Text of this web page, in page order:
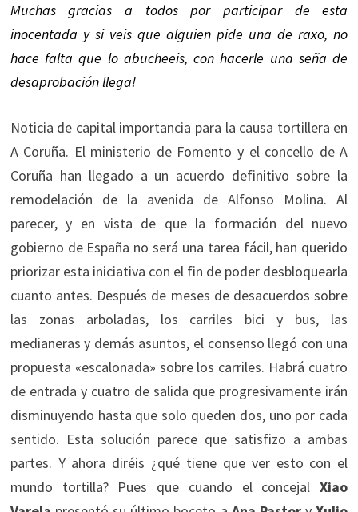
Muchas gracias a todos por participar de esta
inocentada y si veis que alguien pide una de raxo, no
hace falta que lo abucheeis, con hacerle una seña de
desaprobación llega!
Noticia de capital importancia para la causa tortillera en
A Coruña. El ministerio de Fomento y el concello de A
Coruña han llegado a un acuerdo definitivo sobre la
remodelación de la avenida de Alfonso Molina. Al
parecer, y en vista de que la formación del nuevo
gobierno de España no será una tarea fácil, han querido
priorizar esta iniciativa con el fin de poder desbloquearla
cuanto antes. Después de meses de desacuerdos sobre
las zonas arboladas, los carriles bici y bus, las
medianeras y demás asuntos, el consenso llegó con una
propuesta «escalonada» sobre los carriles. Habrá cuatro
de entrada y cuatro de salida que progresivamente irán
disminuyendo hasta que solo queden dos, uno por cada
sentido. Esta solución parece que satisfizo a ambas
partes. Y ahora diréis ¿qué tiene que ver esto con el
mundo tortilla? Pues que cuando el concejalXiao